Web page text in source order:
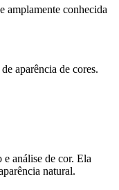
amplamente conhecida
aparência de cores.
análise de cor. Ela
natural.